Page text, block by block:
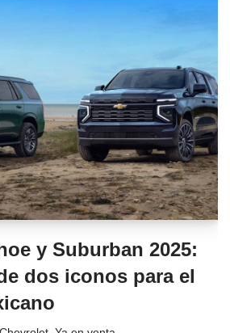
y Suburban 2025:
dos iconos para el